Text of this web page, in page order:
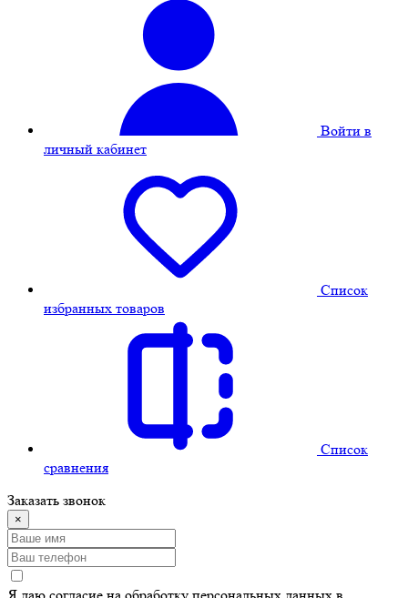
Войти в
личный кабинет
Cписок
избранных товаров
Cписок
сравнения
Заказать звонок
×